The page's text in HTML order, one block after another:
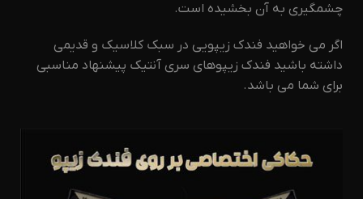
چشمگیری به آن بخشیده است.
اگر می خواهید فندک زیپویی در سبک کلاسیک و قدیمی
داشته باشید فندک زیپوهای سری آنتیک پیشنهاد مناسبی
برای شما می باشد.